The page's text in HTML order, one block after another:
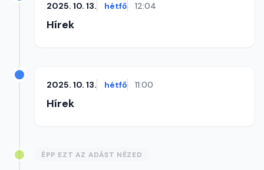
2025. 10. 13. hétfő 12:04
Hírek
2025. 10. 13. hétfő 11:00
Hírek
ÉPP EZT AZ ADÁST NÉZED